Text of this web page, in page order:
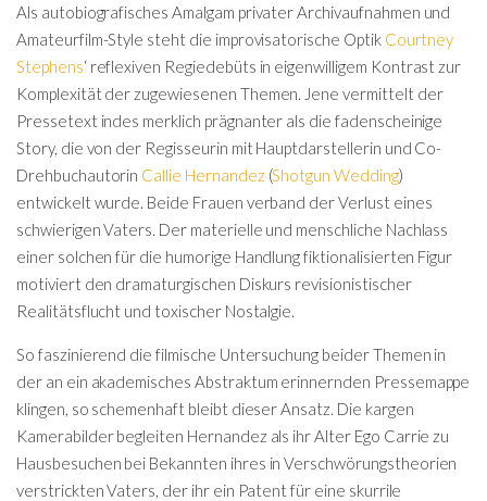
Als autobiografisches Amalgam privater Archivaufnahmen und
Amateurfilm-Style steht die improvisatorische Optik Courtney
Stephens‘ reflexiven Regiedebüts in eigenwilligem Kontrast zur
Komplexität der zugewiesenen Themen. Jene vermittelt der
Pressetext indes merklich prägnanter als die fadenscheinige
Story, die von der Regisseurin mit Hauptdarstellerin und Co-
Drehbuchautorin Callie Hernandez(Shotgun Wedding)
entwickelt wurde. Beide Frauen verband der Verlust eines
schwierigen Vaters. Der materielle und menschliche Nachlass
einer solchen für die humorige Handlung fiktionalisierten Figur
motiviert den dramaturgischen Diskurs revisionistischer
Realitätsflucht und toxischer Nostalgie.
So faszinierend die filmische Untersuchung beider Themen in
der an ein akademisches Abstraktum erinnernden Pressemappe
klingen, so schemenhaft bleibt dieser Ansatz. Die kargen
Kamerabilder begleiten Hernandez als ihr Alter Ego Carrie zu
Hausbesuchen bei Bekannten ihres in Verschwörungstheorien
verstrickten Vaters, der ihr ein Patent für eine skurrile